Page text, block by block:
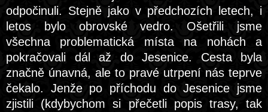
odpočinuli. Stejně jako v předchozích letech, i
letos bylo obrovské vedro. Ošetřili jsme
všechna problematická místa na nohách a
pokračovali dál až do Jesenice. Cesta byla
značně únavná, ale to pravé utrpení nás teprve
čekalo. Jenže po příchodu do Jesenice jsme
zjistili (kdybychom si přečetli popis trasy, tak